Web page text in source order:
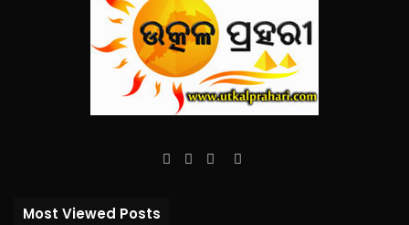
Facebook
TwitterYouTube
Instagram
Most Viewed Posts